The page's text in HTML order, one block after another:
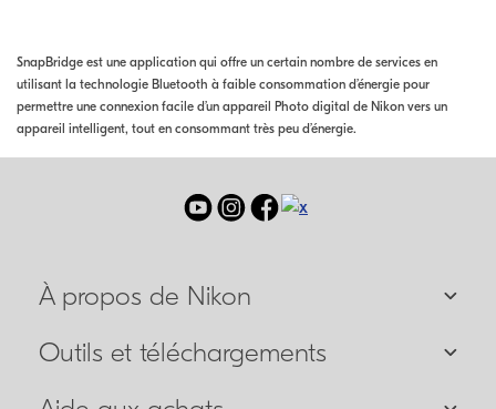
SnapBridge est une application qui offre un certain nombre de services en
utilisant la technologie Bluetooth à faible consommation d’énergie pour
permettre une connexion facile d’un appareil Photo digital de Nikon vers un
appareil intelligent, tout en consommant très peu d’énergie.
À propos de Nikon
Outils et téléchargements